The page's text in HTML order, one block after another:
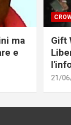
ma
e
Gift
21/